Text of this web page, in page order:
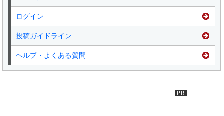
ログイン
投稿ガイドライン
ヘルプ・よくある質問